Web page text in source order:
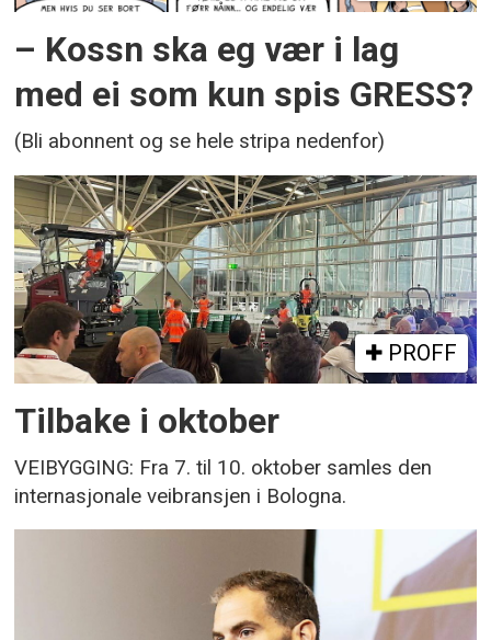
– Kossn ska eg vær i lag
med ei som kun spis GRESS?
(Bli abonnent og se hele stripa nedenfor)
PROFF
Tilbake i oktober
VEIBYGGING: Fra 7. til 10. oktober samles den
internasjonale veibransjen i Bologna.